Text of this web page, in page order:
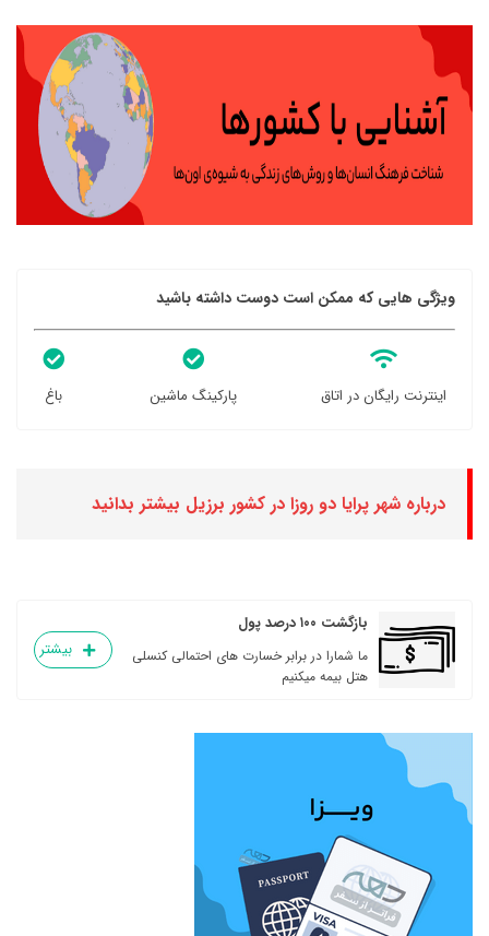
ویژگی هایی که ممکن است دوست داشته باشید
اینترنت رایگان در اتاق پارکینگ ماشین باغ
درباره شهر پرایا دو روزا در کشور برزیل بیشتر بدانید
بازگشت ۱۰۰ درصد پول
ما شمارا در برابر خسارت های احتمالی کنسلی
هتل بیمه میکنیم
بیشتر